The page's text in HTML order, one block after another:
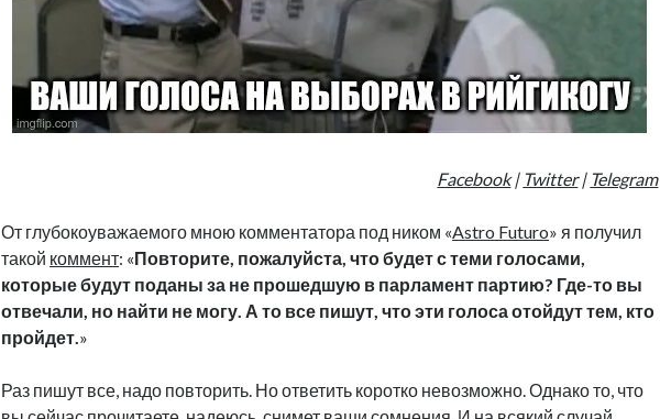
Facebook| Twitter| Telegram
От глубокоуважаемого мною комментатора под ником «Astro Futuro» я получил
такой коммент: «Повторите, пожалуйста, что будет с теми голосами,
которые будут поданы за не прошедшую в парламент партию? Где-то вы
отвечали, но найти не могу. А то все пишут, что эти голоса отойдут тем, кто
пройдет.»
Раз пишут все, надо повторить. Но ответить коротко невозможно. Однако то, что